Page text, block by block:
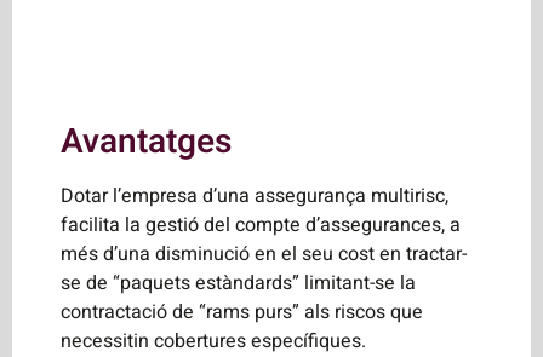
Avantatges
Dotar l’empresa d’una assegurança multirisc,
facilita la gestió del compte d’assegurances, a
més d’una disminució en el seu cost en tractar-
se de “paquets estàndards” limitant-se la
contractació de “rams purs” als riscos que
necessitin cobertures específiques.